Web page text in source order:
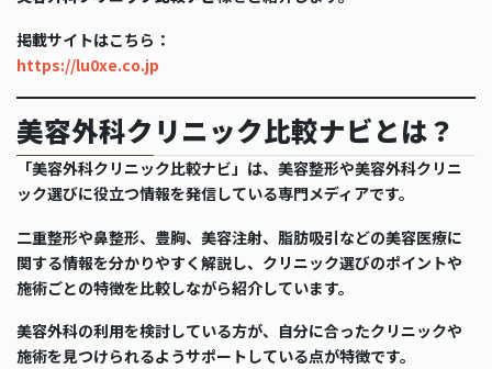
掲載サイトはこちら：
https://lu0xe.co.jp
美容外科クリニック比較ナビとは？
「美容外科クリニック比較ナビ」は、美容整形や美容外科クリニ
ック選びに役立つ情報を発信している専門メディアです。
二重整形や鼻整形、豊胸、美容注射、脂肪吸引などの美容医療に
関する情報を分かりやすく解説し、クリニック選びのポイントや
施術ごとの特徴を比較しながら紹介しています。
美容外科の利用を検討している方が、自分に合ったクリニックや
施術を見つけられるようサポートしている点が特徴です。